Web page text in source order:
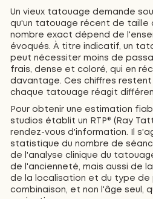
Un vieux tatouage demande
qu'un tatouage récent de taille
nombre exact dépend de
évoqués. À titre indicatif, un
peut nécessiter moins de
frais, dense et coloré, qui en
davantage. Ces chiffres
chaque tatouage réagit
Pour obtenir une estimation
studios établit un RTP® (Ray
rendez-vous d'information. Il
statistique du nombre de
de l'analyse clinique du
de l'ancienneté, mais aussi de
de la localisation et du type
combinaison, et non l'âge seul,